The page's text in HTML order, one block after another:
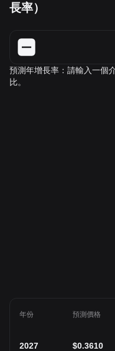
長率）
預測年增長率：請輸入一個
比。
年份 預測價格
2027 $0.3610